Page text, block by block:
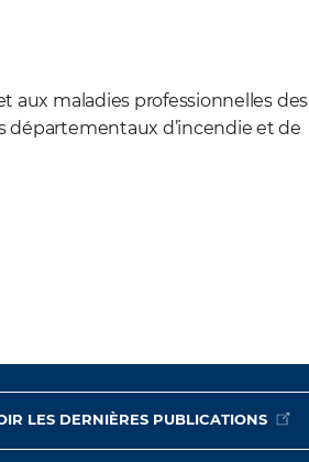
aux maladies professionnelles des
départementaux d’incendie et de
LES DERNIÈRES PUBLICATIONS